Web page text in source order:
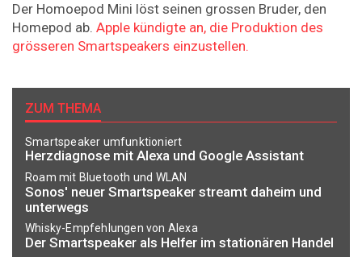
Der Homoepod Mini löst seinen grossen Bruder, den
Homepod ab. Apple kündigte an, die Produktion des
grösseren Smartspeakers einzustellen.
ZUM THEMA
Smartspeaker umfunktioniert
Herzdiagnose mit Alexa und Google Assistant
Roam mit Bluetooth und WLAN
Sonos' neuer Smartspeaker streamt daheim und
unterwegs
Whisky-Empfehlungen von Alexa
Der Smartspeaker als Helfer im stationären Handel